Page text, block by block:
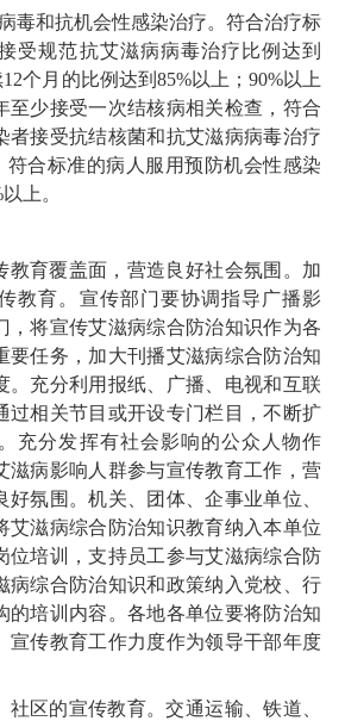
毒和抗机会性感染治疗。符合治疗标
受规范抗艾滋病病毒治疗比例达到
个月的比例达到85%以上；90%以上
至少接受一次结核病相关检查，符合
者接受抗结核菌和抗艾滋病病毒治疗
符合标准的病人服用预防机会性感染
上。
教育覆盖面，营造良好社会氛围。加
教育。宣传部门要协调指导广播影
，将宣传艾滋病综合防治知识作为各
要任务，加大刊播艾滋病综合防治知
。充分利用报纸、广播、电视和互联
过相关节目或开设专门栏目，不断扩
充分发挥有社会影响的公众人物作
滋病影响人群参与宣传教育工作，营
氛围。机关、团体、企事业单位、
艾滋病综合防治知识教育纳入本单位
位培训，支持员工参与艾滋病综合防
病综合防治知识和政策纳入党校、行
的培训内容。各地各单位要将防治知
宣传教育工作力度作为领导干部年度
社区的宣传教育。交通运输、铁道、